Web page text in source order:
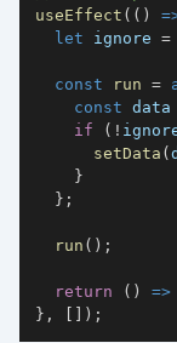
useEffect ( ( )
let ignore =
const run =
const data
if
( !
setData (
}
} ;
run ( ) ;
return ( ) =>
} , ) ;